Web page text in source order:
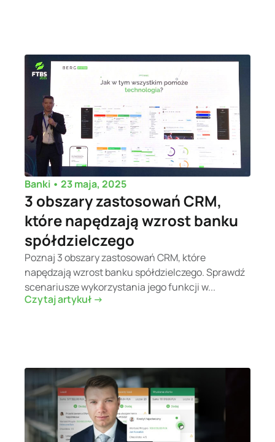
Banki • 23 maja, 2025
3 obszary zastosowań CRM,
które napędzają wzrost banku
spółdzielczego
Poznaj 3 obszary zastosowań CRM, które
napędzają wzrost banku spółdzielczego. Sprawdź
scenariusze wykorzystania jego funkcji w...
Czytaj artykuł ->